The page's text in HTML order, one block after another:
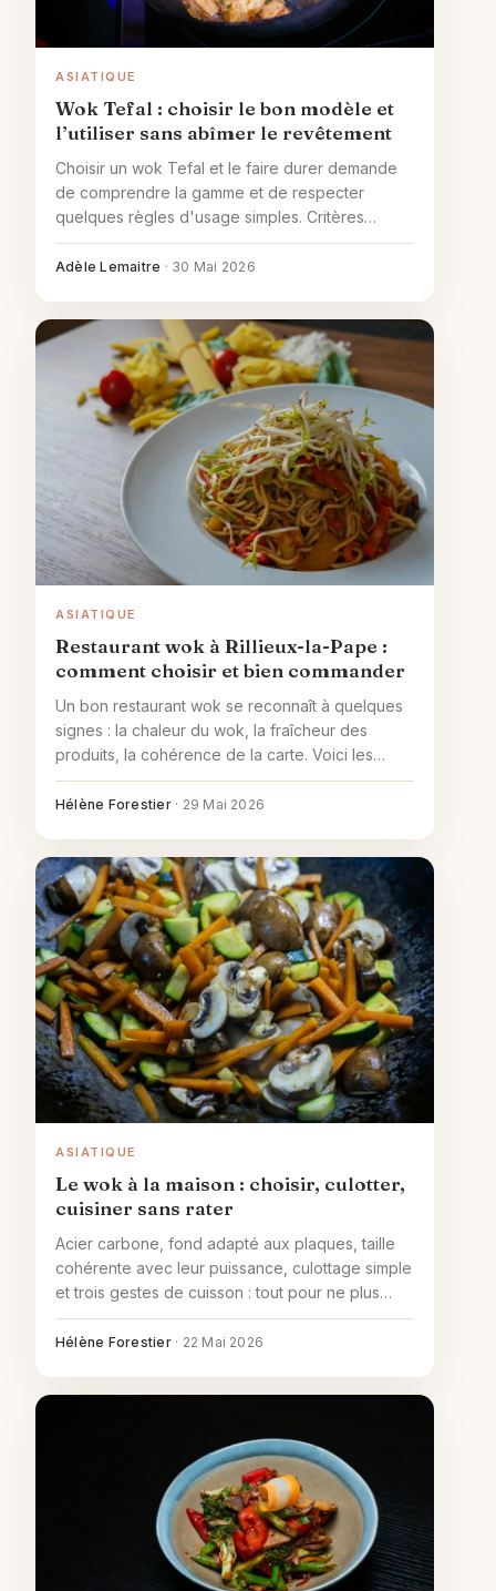
ASIATIQUE
Wok Tefal : choisir le bon modèle et
l’utiliser sans abîmer le revêtement
Choisir un wok Tefal et le faire durer demande
de comprendre la gamme et de respecter
quelques règles d'usage simples. Critères
concrets, comparaison fonte et entretien.
Adèle Lemaitre · 30 Mai 2026
ASIATIQUE
Restaurant wok à Rillieux-la-Pape :
comment choisir et bien commander
Un bon restaurant wok se reconnaît à quelques
signes : la chaleur du wok, la fraîcheur des
produits, la cohérence de la carte. Voici les
classiques à tester et les pièges à éviter.
Hélène Forestier · 29 Mai 2026
ASIATIQUE
Le wok à la maison : choisir, culotter,
cuisiner sans rater
Acier carbone, fond adapté aux plaques, taille
cohérente avec leur puissance, culottage simple
et trois gestes de cuisson : tout pour ne plus
rater son wok.
Hélène Forestier · 22 Mai 2026